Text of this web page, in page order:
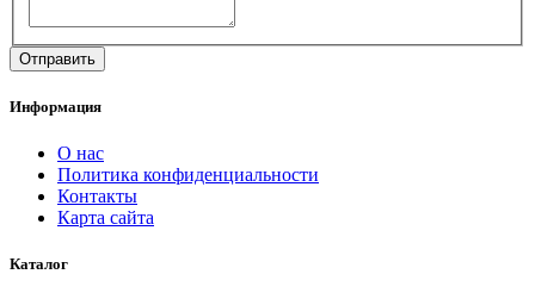
Информация
О нас
Политика конфиденциальности
Контакты
Карта сайта
Каталог